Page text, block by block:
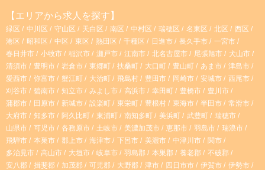
a
g
r
a
m
o
k
【エリアから求人を探す】
緑区 中川区 守山区 天白区 南区 中村区 瑞穂区 名東区 北区
西区
港区
昭和区 中区 東区 熱田区 千種区 日進市 長久手市
一宮市
春日井市
小牧市 稲沢市 瀬戸市 江南市 北名古屋市 尾張旭市
犬山市
清須市
豊明市 岩倉市 東郷町 扶桑町 大口町 豊山町 あま市
津島市
愛西市
弥富市 蟹江町 大治町 飛島村 豊田市 岡崎市 安城市
西尾市
刈谷市
碧南市 知立市 みよし市 高浜市 幸田町 豊橋市
豊川市
蒲郡市
田原市 新城市 設楽町 東栄町 豊根村 東海市 半田市
常滑市
大府市
知多市 阿久比町 東浦町 南知多町 美浜町 武豊町
瑞穂市
山県市
可児市 各務原市 土岐市 美濃加茂市 恵那市 羽島市
瑞浪市
飛騨市
本巣市 郡上市 海津市 下呂市 美濃市 中津川市
関市
多治見市
高山市 大垣市 岐阜市 羽島郡 本巣郡 養老郡
不破郡
安八郡
揖斐郡 加茂郡 可児郡 大野郡 津市 四日市市 伊賀市
伊勢市